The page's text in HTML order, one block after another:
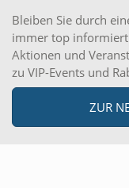
Bleiben Sie durch
immer top
Aktionen und
zu VIP-Events und
ZUR